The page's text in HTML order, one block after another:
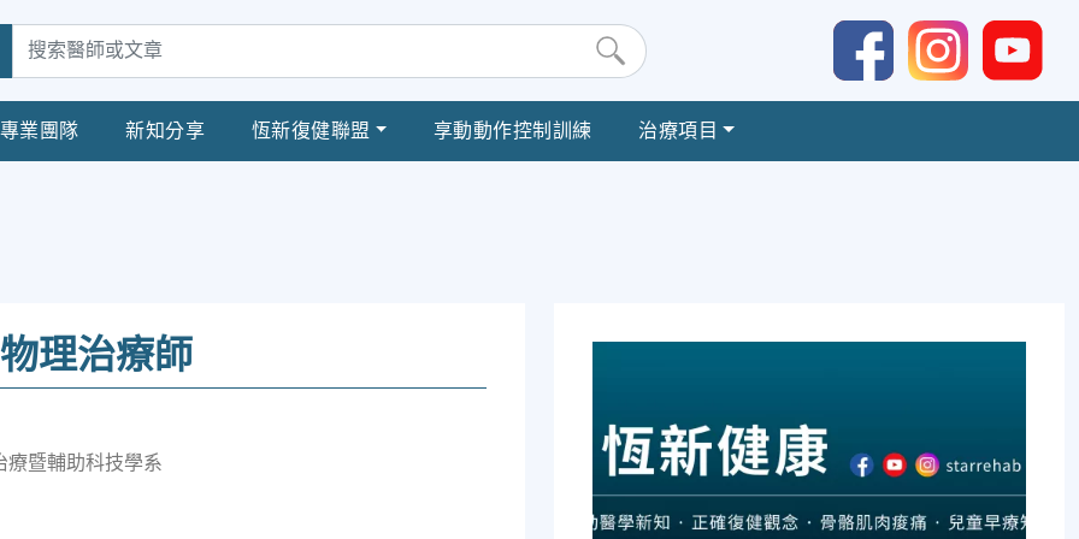
專業團隊 新知分享 恆新復健聯盟 享動動作控制訓練 治療項目
理治療師
療暨輔助科技學系